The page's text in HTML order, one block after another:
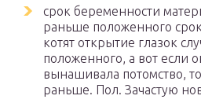
срок беременности
раньше положенного
котят открытие глазок
положенного, а вот если
вынашивала потомство,
раньше. Пол. Зачастую